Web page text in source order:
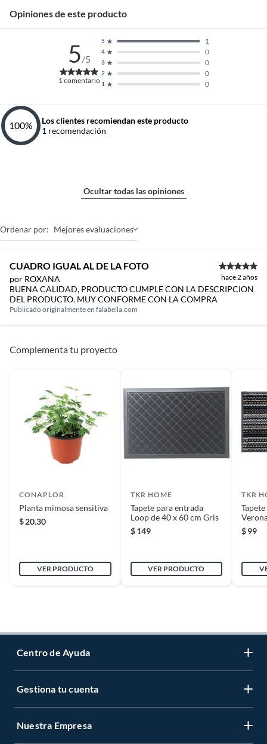
Opiniones de este producto
5/5
1 comentario 1 0
2 0
3 0
4 0
5 1
100%
Los clientes recomiendan este producto
1 recomendación
Ocultar todas las opiniones
Ordenar por: Mejores evaluaciones
CUADRO IGUAL AL DE LA FOTO
por ROXANA hace 2 años
BUENA CALIDAD, PRODUCTO CUMPLE CON LA DESCRIPCION
DEL PRODUCTO. MUY CONFORME CON LA COMPRA
Publicado originalmente en falabella.com
Complementa tu proyecto
CONAPLOR
Planta mimosa sensitiva
$20.30
VER PRODUCTO
TKR HOME
Tapete para entrada
Loop de 40 x 60 cm Gris
$ 149
VER PRODUCTO
TKR
$99
Centro de Ayuda
Servicio al Cliente
Gestiona tu cuenta
Gestiona tu cuenta
Nuestra Empresa